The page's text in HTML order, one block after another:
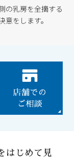
の乳房を全摘する
をします。
はじめて見